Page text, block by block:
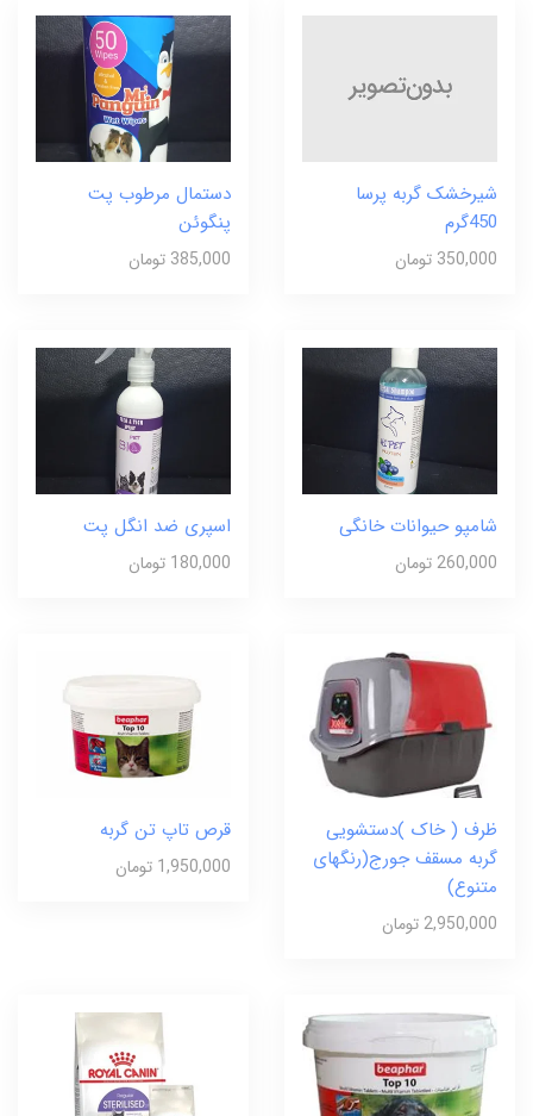
شیرخشک گربه پرسا
450گرم
350,000 تومان
دستمال مرطوب پت
پنگوئن
385,000 تومان
شامپو حیوانات خانگی
260,000 تومان
اسپری ضد انگل پت
180,000 تومان
ظرف ( خاک )دستشویی
گربه مسقف جورج(رنگهای
متنوع)
2,950,000 تومان
قرص تاپ تن گربه
1,950,000 تومان